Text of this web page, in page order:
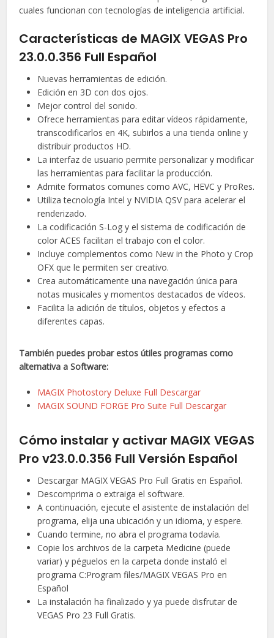
cuales funcionan con tecnologías de inteligencia artificial.
Características de MAGIX VEGAS Pro
23.0.0.356 Full Español
Nuevas herramientas de edición.
Edición en 3D con dos ojos.
Mejor control del sonido.
Ofrece herramientas para editar vídeos rápidamente,
transcodificarlos en 4K, subirlos a una tienda online y
distribuir productos HD.
La interfaz de usuario permite personalizar y modificar
las herramientas para facilitar la producción.
Admite formatos comunes como AVC, HEVC y ProRes.
Utiliza tecnología Intel y NVIDIA QSV para acelerar el
renderizado.
La codificación S-Log y el sistema de codificación de
color ACES facilitan el trabajo con el color.
Incluye complementos como New in the Photo y Crop
OFX que le permiten ser creativo.
Crea automáticamente una navegación única para
notas musicales y momentos destacados de vídeos.
Facilita la adición de títulos, objetos y efectos a
diferentes capas.
También puedes probar estos útiles programas como
alternativa a Software:
MAGIX Photostory Deluxe Full Descargar
MAGIX SOUND FORGE Pro Suite Full Descargar
Cómo instalar y activar MAGIX VEGAS
Pro v23.0.0.356 Full Versión Español
Descargar MAGIX VEGAS Pro Full Gratis en Español.
Descomprima o extraiga el software.
A continuación, ejecute el asistente de instalación del
programa, elija una ubicación y un idioma, y espere.
Cuando termine, no abra el programa todavía.
Copie los archivos de la carpeta Medicine (puede
variar) y péguelos en la carpeta donde instaló el
programa C:Program files/MAGIX VEGAS Pro en
Español
La instalación ha finalizado y ya puede disfrutar de
VEGAS Pro 23 Full Gratis.